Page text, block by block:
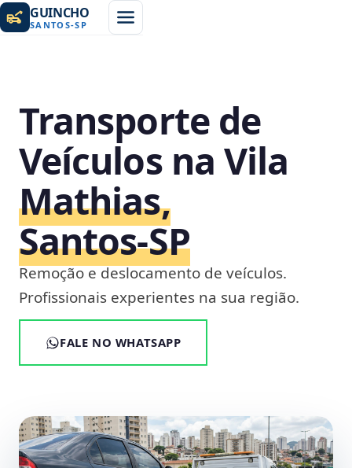
GUINCHO
SANTOS-SP
Transporte de
Veículos na Vila
Mathias,
Santos‑SP
Remoção e deslocamento de veículos.
Profissionais experientes na sua região.
FALE NO WHATSAPP